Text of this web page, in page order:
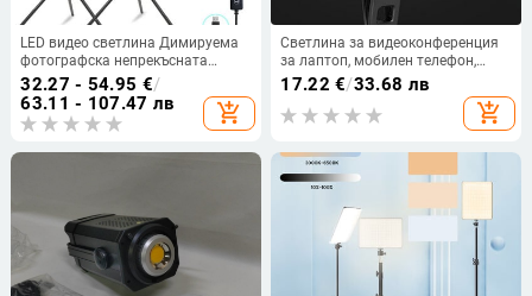
LED видео светлина Димируема
фотографска непрекъсната
светлина Регулируема стойка за
статив Преносима запълваща
светлина за снимане във фото
студио
32.27 - 54.95 €/
63.11 - 107.47 лв
add_shopping_cart
Светлина за видеоконференция
за лаптоп, мобилен телефон,
селфи светлина за мобилен
телефон, уеб камера, лампа за
поточно видео на живо,
17.22 €/33.68 лв
add_shopping_cart